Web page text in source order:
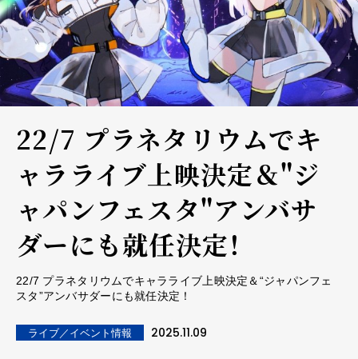
22/7 プラネタリウムでキ
ャラライブ上映決定＆"ジ
ャパンフェスタ"アンバサ
ダーにも就任決定！
22/7 プラネタリウムでキャラライブ上映決定＆“ジャパンフェ
スタ”アンバサダーにも就任決定！
ライブ／イベント情報 2025.11.09